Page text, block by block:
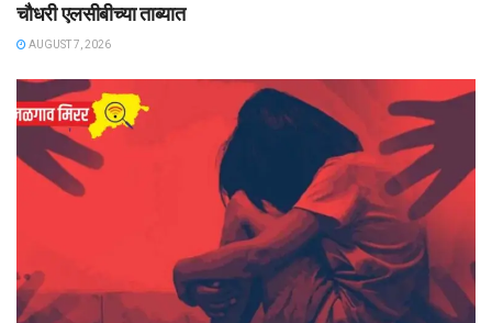
चौधरी एलसीबीच्या ताब्यात
AUGUST 7, 2026